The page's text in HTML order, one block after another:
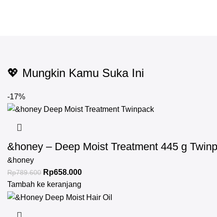
💖 Mungkin Kamu Suka Ini
-17%
&honey – Deep Moist Treatment 445 g
&honey
Rp789.600 Rp658.000
Tambah ke keranjang